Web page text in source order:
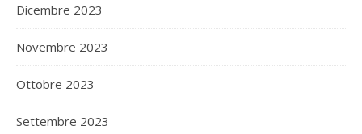
Dicembre 2023
Novembre 2023
Ottobre 2023
Settembre 2023